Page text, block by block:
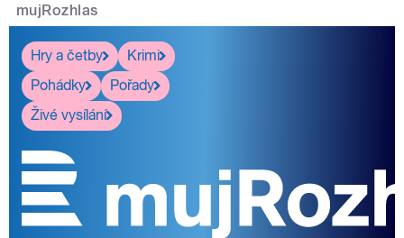
mujRozhlas
Hry a četby
Krimi
Pohádky
Pořady
Živé vysílání